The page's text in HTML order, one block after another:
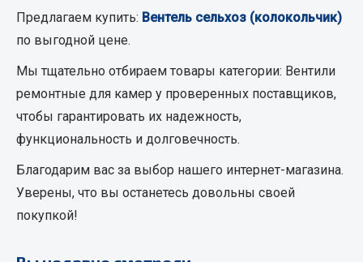
Смазочные материалы
Масла
Охладжающие жидкости
Технические жидкости
Весь раздел
МЕТИЗЫ
Гайки
Предлагаем купить: Вентель сельхоз (колокольчик)
по выгодной цене.
Мы тщательно отбираем товары категории: Вентили
ремонтные для камер у проверенных поставщиков,
чтобы гарантировать их надежность,
функциональность и долговечность.
Благодарим вас за выбор нашего интернет-магазина.
Уверены, что вы останетесь довольны своей
покупкой!